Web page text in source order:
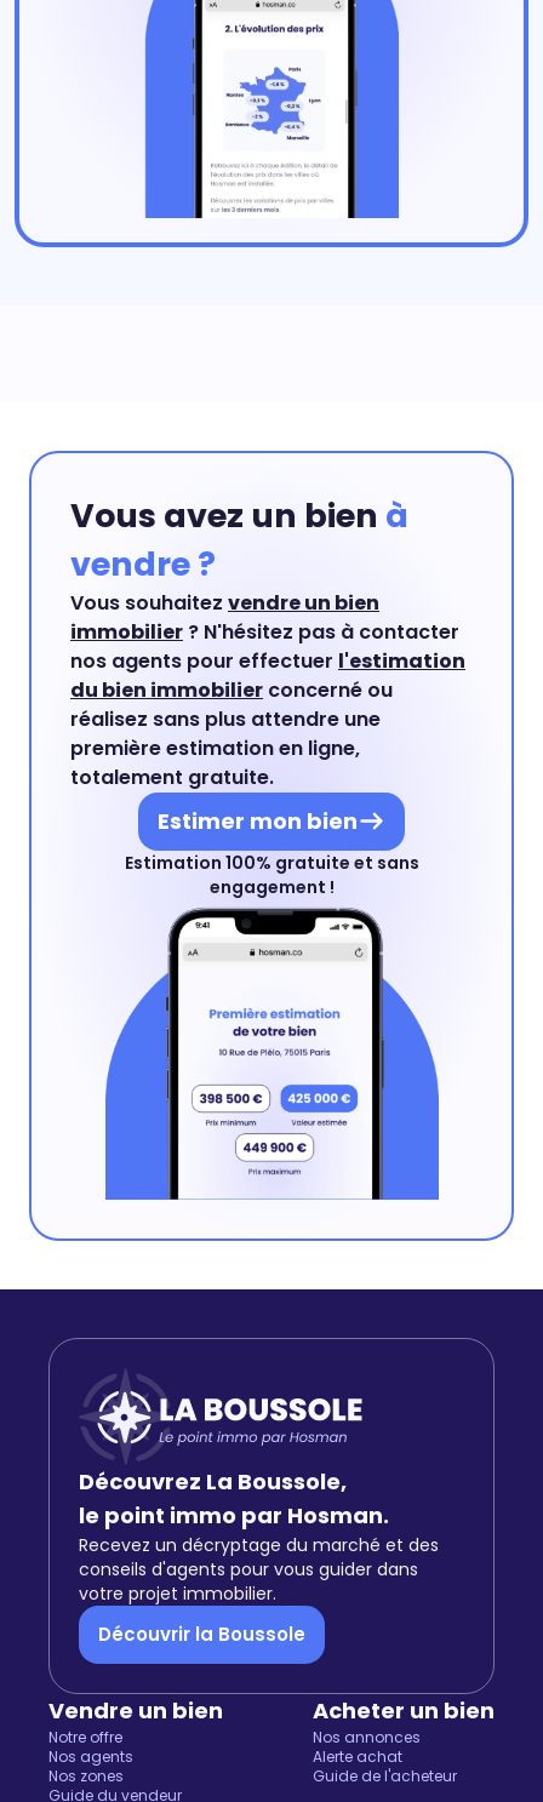
Vous avez un bien à
vendre ?
Vous souhaitez vendre un bien
immobilier ? N'hésitez pas à contacter
nos agents pour effectuer l'estimation
du bien immobilier concerné ou
réalisez sans plus attendre une
première estimation en ligne,
totalement gratuite.
Estimer mon bien
Estimation 100% gratuite et sans
engagement !
Découvrez La Boussole,
le point immo par Hosman.
Recevez un décryptage du marché et des
conseils d'agents pour vous guider dans
votre projet immobilier.
Découvrir la Boussole
Vendre un bien
Notre offre
Nos agents
Nos zones
Guide du vendeur
Acheter un bien
Nos annonces
Alerte achat
Guide de l'acheteur